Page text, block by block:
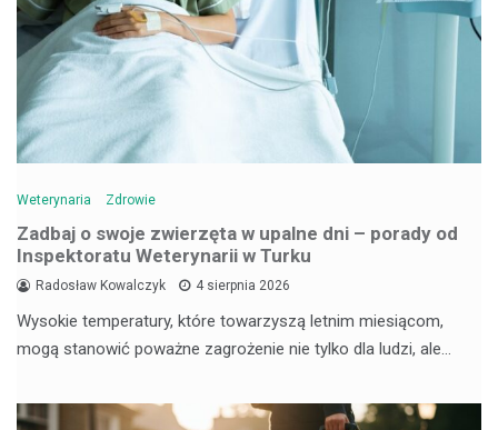
Weterynaria Zdrowie
Zadbaj o swoje zwierzęta w upalne dni – porady od
Inspektoratu Weterynarii w Turku
Radosław Kowalczyk 4 sierpnia 2026
Wysokie temperatury, które towarzyszą letnim miesiącom,
mogą stanowić poważne zagrożenie nie tylko dla ludzi, ale…